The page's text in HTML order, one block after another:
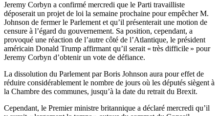
Jeremy Corbyn a confirmé mercredi que le Parti travailliste
déposerait un projet de loi la semaine prochaine pour empêcher M.
Johnson de fermer le Parlement et qu’il présenterait une motion de
censure à l’égard du gouvernement. Sa position, cependant, a
provoqué une réaction de l’autre côté de l’Atlantique, le président
américain Donald Trump affirmant qu’il serait « très difficile » pour
Jeremy Corbyn d’obtenir un vote de défiance.
La dissolution du Parlement par Boris Johnson aura pour effet de
réduire considérablement le nombre de jours où les députés siègent à
la Chambre des communes, jusqu’à la date du retrait du Brexit.
Cependant, le Premier ministre britannique a déclaré mercredi qu’il